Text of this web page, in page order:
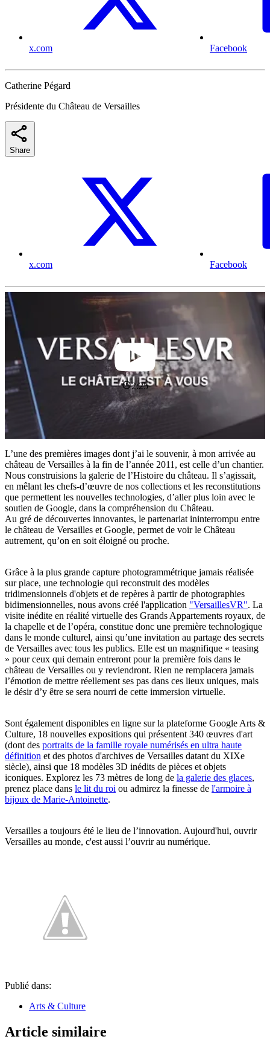
x.com Facebook
Catherine Pégard
Présidente du Château de Versailles
Share
x.com Facebook
2:25
L’une des premières images dont j’ai le souvenir, à mon arrivée au
château de Versailles à la fin de l’année 2011, est celle d’un chantier.
Nous construisions la galerie de l’Histoire du château. Il s’agissait,
en mêlant les chefs-d’œuvre de nos collections et les reconstitutions
que permettent les nouvelles technologies, d’aller plus loin avec le
soutien de Google, dans la compréhension du Château.
Au gré de découvertes innovantes, le partenariat ininterrompu entre
le château de Versailles et Google, permet de voir le Château
autrement, qu’on en soit éloigné ou proche.
Grâce à la plus grande capture photogrammétrique jamais réalisée
sur place, une technologie qui reconstruit des modèles
tridimensionnels d'objets et de repères à partir de photographies
bidimensionnelles, nous avons créé l'application "VersaillesVR". La
visite inédite en réalité virtuelle des Grands Appartements royaux, de
la chapelle et de l’opéra, constitue donc une première technologique
dans le monde culturel, ainsi qu’une invitation au partage des secrets
de Versailles avec tous les publics. Elle est un magnifique « teasing
» pour ceux qui demain entreront pour la première fois dans le
château de Versailles ou y reviendront. Rien ne remplacera jamais
l’émotion de mettre réellement ses pas dans ces lieux uniques, mais
le désir d’y être se sera nourri de cette immersion virtuelle.
Sont également disponibles en ligne sur la plateforme Google Arts &
Culture, 18 nouvelles expositions qui présentent 340 œuvres d'art
(dont des portraits de la famille royale numérisés en ultra haute
définition et des photos d'archives de Versailles datant du XIXe
siècle), ainsi que 18 modèles 3D inédits de pièces et objets
iconiques. Explorez les 73 mètres de long de la galerie des glaces,
prenez place dans le lit du roi ou admirez la finesse de l'armoire à
bijoux de Marie-Antoinette.
Versailles a toujours été le lieu de l’innovation. Aujourd'hui, ouvrir
Versailles au monde, c'est aussi l’ouvrir au numérique.
Publié dans:
Arts & Culture
Article similaire